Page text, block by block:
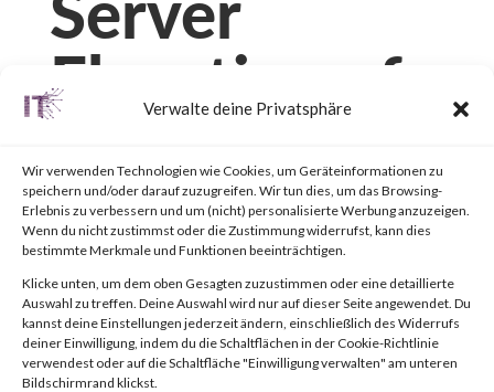
Verwalte deine Privatsphäre
Wir verwenden Technologien wie Cookies, um Geräteinformationen zu
speichern und/oder darauf zuzugreifen. Wir tun dies, um das Browsing-
Erlebnis zu verbessern und um (nicht) personalisierte Werbung anzuzeigen.
Wenn du nicht zustimmst oder die Zustimmung widerrufst, kann dies
bestimmte Merkmale und Funktionen beeinträchtigen.
Klicke unten, um dem oben Gesagten zuzustimmen oder eine detaillierte
Auswahl zu treffen. Deine Auswahl wird nur auf dieser Seite angewendet. Du
kannst deine Einstellungen jederzeit ändern, einschließlich des Widerrufs
deiner Einwilligung, indem du die Schaltflächen in der Cookie-Richtlinie
verwendest oder auf die Schaltfläche "Einwilligung verwalten" am unteren
Bildschirmrand klickst.
Elevation of
Privilege
Vulnerability
(CVE-2024-
21410)